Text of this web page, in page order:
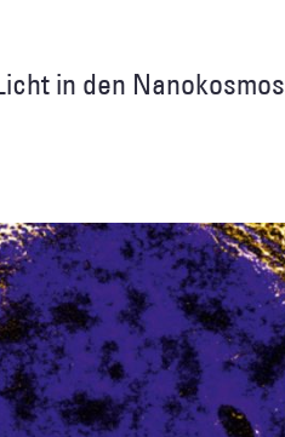
in den Nanokosmos